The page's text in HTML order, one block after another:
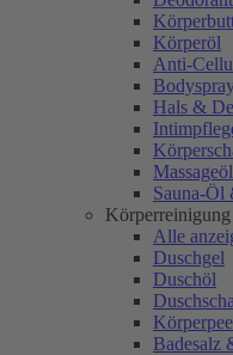
Körperöl
Anti-
Hals &
Sauna-Öl
Körperreinigung
Alle
Duschgel
Duschöl
Badesalz